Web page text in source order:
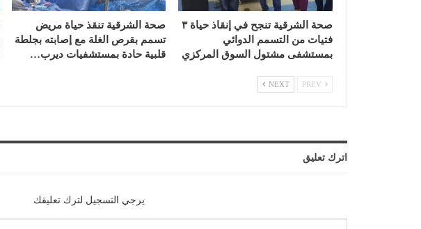
صحة الشرقية تنجح في إنقاذ حياة ٣
فتيات من التسمم الدوائي
بمستشفى مشتول السوق المركزي
صحة الشرقية تنقذ حياة مريض
تسمم بقرص الغلة مع إصابته بجلطة
قلبية حادة بمستشفيات ديرب…
NEXT
اترك تعليق
يرجي التسجيل لترك تعليقك